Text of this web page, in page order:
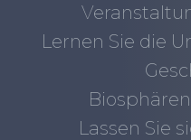
Lernen Sie die
Lassen Sie